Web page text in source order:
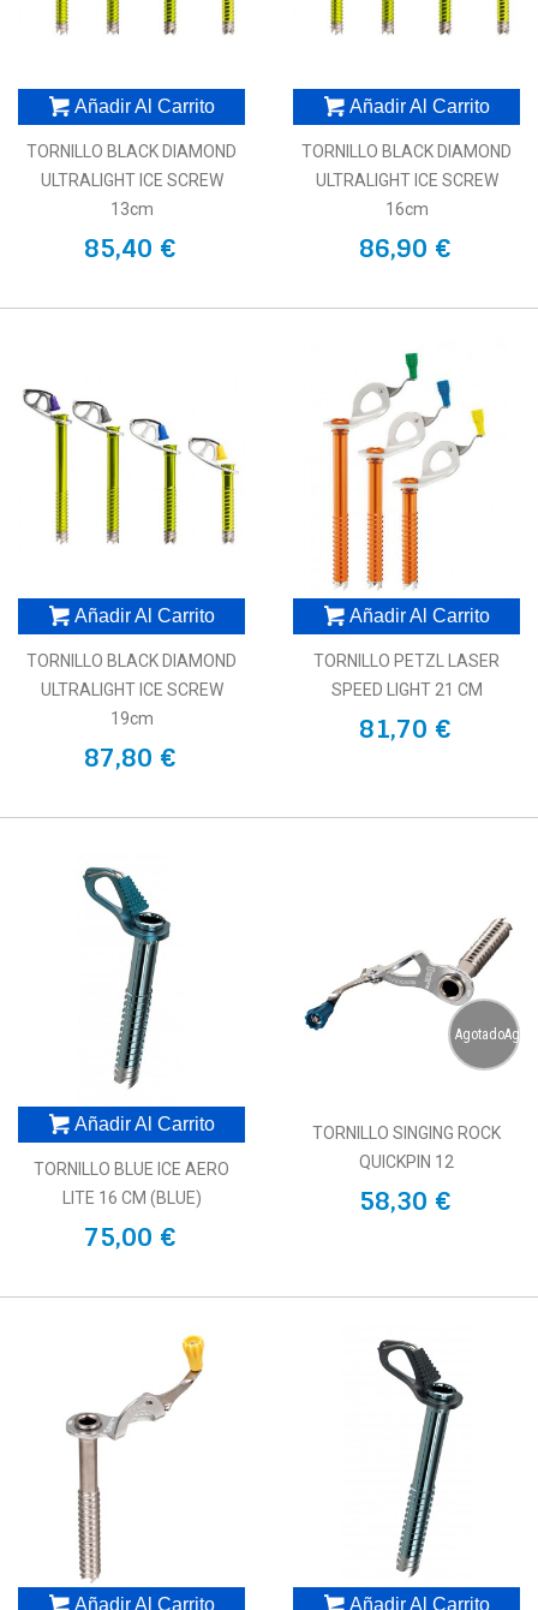
Añadir Al Carrito
TORNILLO BLACK DIAMOND
ULTRALIGHT ICE SCREW
13cm
85,40 €
Añadir Al Carrito
TORNILLO BLACK DIAMOND
ULTRALIGHT ICE SCREW
16cm
86,90 €
Añadir Al Carrito
TORNILLO BLACK DIAMOND
ULTRALIGHT ICE SCREW
19cm
87,80 €
Añadir Al Carrito
TORNILLO PETZL LASER
SPEED LIGHT 21 CM
81,70 €
Añadir Al Carrito
TORNILLO BLUE ICE AERO
LITE 16 CM (BLUE)
75,00 €
TORNILLO SINGING ROCK
QUICKPIN 12
58,30 €
Añadir Al Carrito Añadir Al Carrito